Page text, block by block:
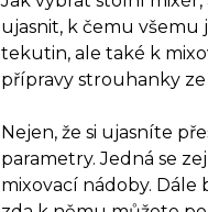
ujasnit, k čemu
tekutin, ale také k
přípravy strouhanky
Nejen, že si ujasníte
parametry. Jedná se
mixovací nádoby.